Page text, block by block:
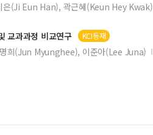
(Ji Eun Han), 곽근혜(Keun Hey Kwak)
교과과정 비교연구 KCI등재
희(Jun Myunghee), 이준아(Lee Juna)